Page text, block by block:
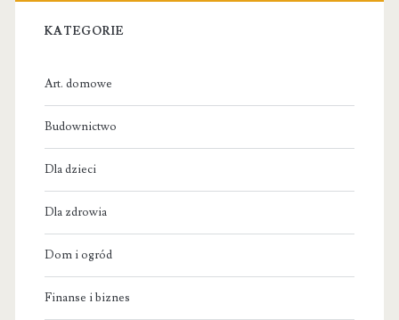
KATEGORIE
Art. domowe
Budownictwo
Dla dzieci
Dla zdrowia
Dom i ogród
Finanse i biznes